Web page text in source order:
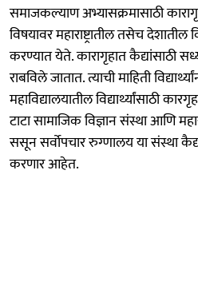
समाजकल्याण अभ्यासक्रमासाठी
विषयावर महाराष्ट्रातील तसेच देशातील
करण्यात येते. कारागृहात कैद्यांसाठी
राबविले जातात. त्याची माहिती
महाविद्यालयातील विद्यार्थ्यांसाठी
टाटा सामाजिक विज्ञान संस्था आणि
ससून सर्वोपचार रुग्णालय या संस्था
करणार आहेत.